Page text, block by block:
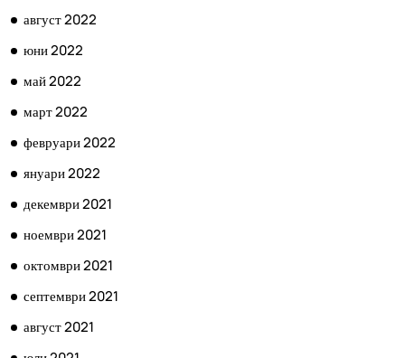
август 2022
юни 2022
май 2022
март 2022
февруари 2022
януари 2022
декември 2021
ноември 2021
октомври 2021
септември 2021
август 2021